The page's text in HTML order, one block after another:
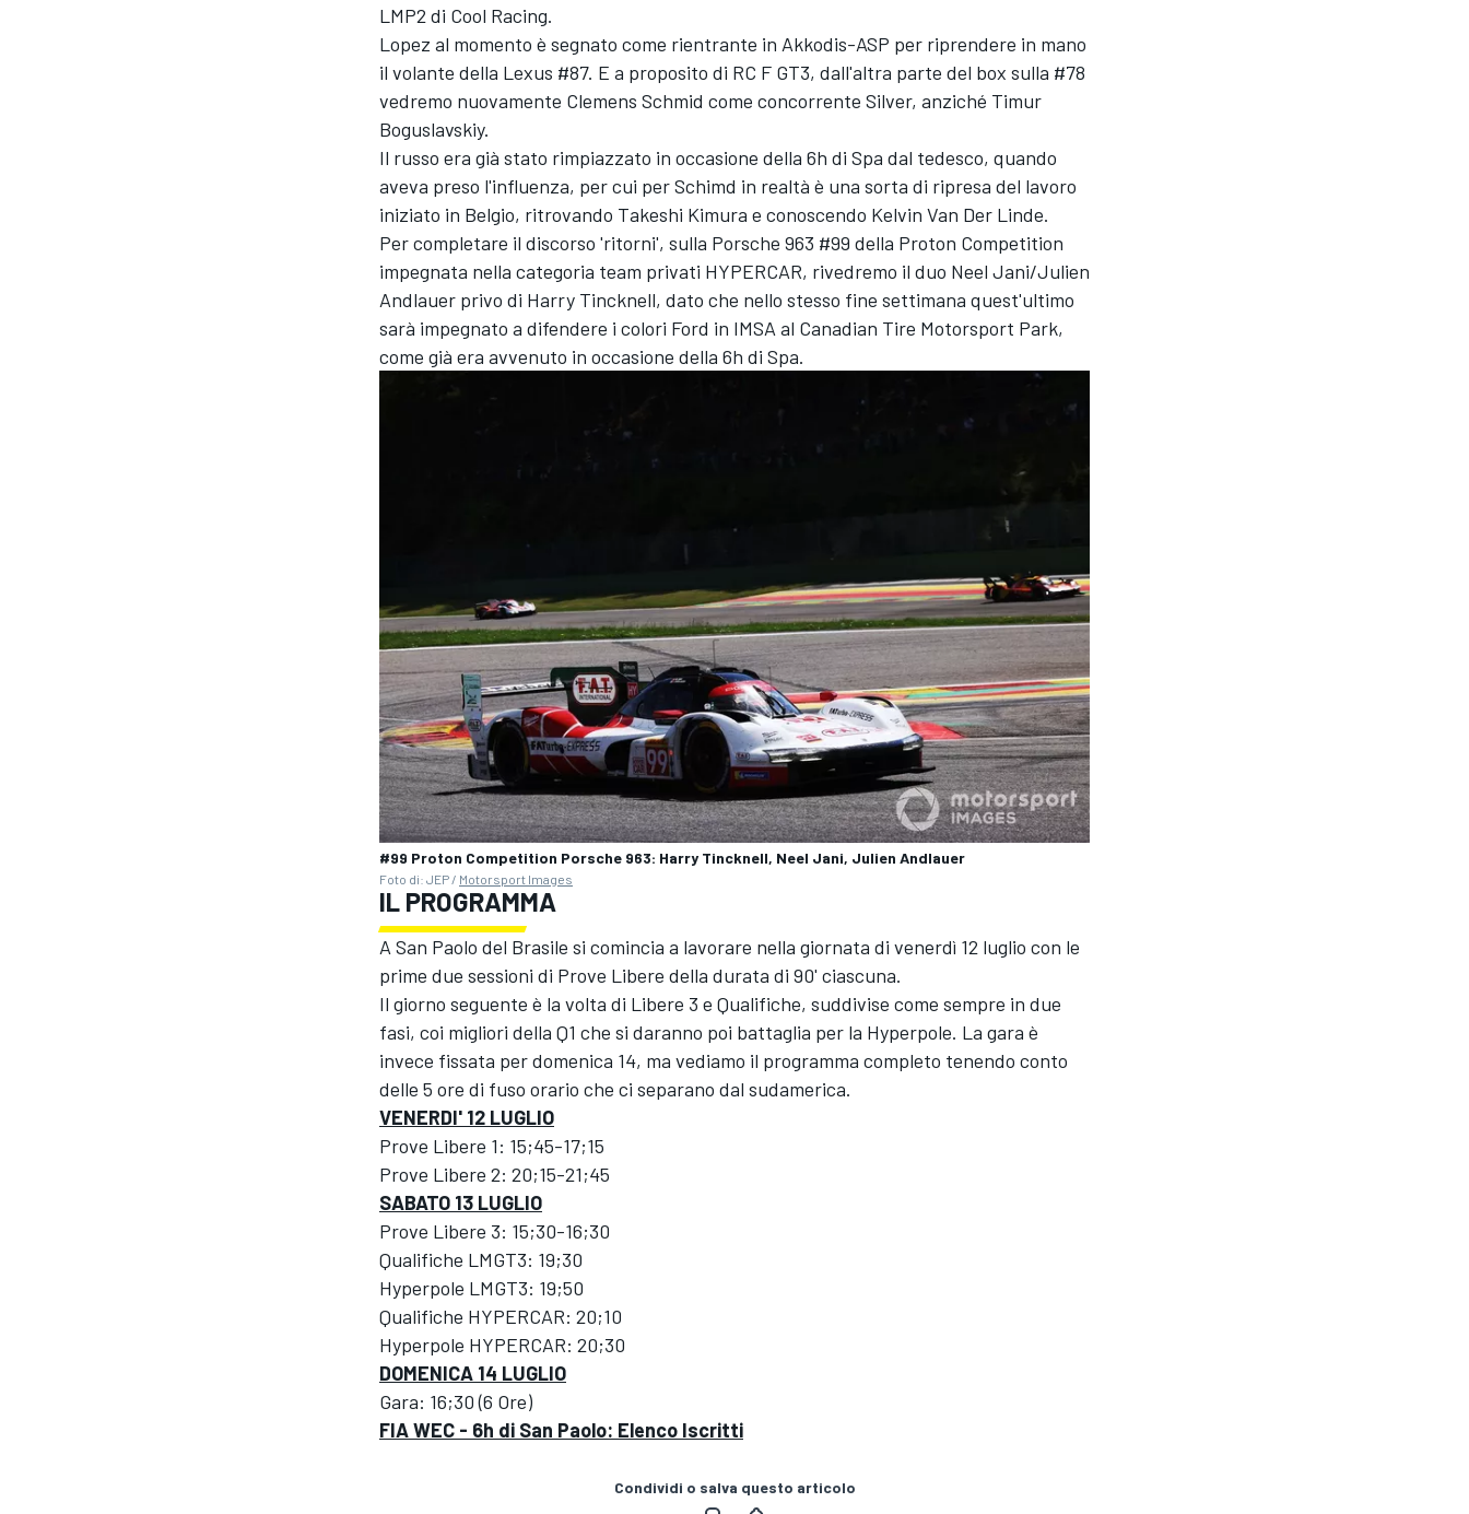
LMP2 di Cool Racing.
Lopez al momento è segnato come rientrante in Akkodis-ASP per riprendere in mano
il volante della Lexus #87. E a proposito di RC F GT3, dall'altra parte del box sulla #78
vedremo nuovamente Clemens Schmid come concorrente Silver, anziché Timur
Boguslavskiy.
Il russo era già stato rimpiazzato in occasione della 6h di Spa dal tedesco, quando
aveva preso l'influenza, per cui per Schimd in realtà è una sorta di ripresa del lavoro
iniziato in Belgio, ritrovando Takeshi Kimura e conoscendo Kelvin Van Der Linde.
Per completare il discorso 'ritorni', sulla Porsche 963 #99 della Proton Competition
impegnata nella categoria team privati HYPERCAR, rivedremo il duo Neel Jani/Julien
Andlauer privo di Harry Tincknell, dato che nello stesso fine settimana quest'ultimo
sarà impegnato a difendere i colori Ford in IMSA al Canadian Tire Motorsport Park,
come già era avvenuto in occasione della 6h di Spa.
#99 Proton Competition Porsche 963: Harry Tincknell, Neel Jani, Julien Andlauer
Foto di: JEP / Motorsport Images
IL PROGRAMMA
A San Paolo del Brasile si comincia a lavorare nella giornata di venerdì 12 luglio con le
prime due sessioni di Prove Libere della durata di 90' ciascuna.
Il giorno seguente è la volta di Libere 3 e Qualifiche, suddivise come sempre in due
fasi, coi migliori della Q1 che si daranno poi battaglia per la Hyperpole. La gara è
invece fissata per domenica 14, ma vediamo il programma completo tenendo conto
delle 5 ore di fuso orario che ci separano dal sudamerica.
VENERDI' 12 LUGLIO
Prove Libere 1: 15;45-17;15
Prove Libere 2: 20;15-21;45
SABATO 13 LUGLIO
Prove Libere 3: 15;30-16;30
Qualifiche LMGT3: 19;30
Hyperpole LMGT3: 19;50
Qualifiche HYPERCAR: 20;10
Hyperpole HYPERCAR: 20;30
DOMENICA 14 LUGLIO
Gara: 16;30 (6 Ore)
FIA WEC - 6h di San Paolo: Elenco Iscritti
Condividi o salva questo articolo